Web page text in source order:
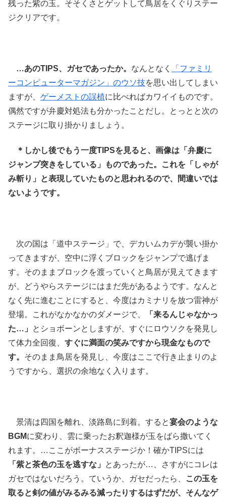
残った紫の玉。そそくさとゲットして鳥居をくぐりステー
ジクリアです。
…あのTIPS、ガセであったか。 なんとなく
「ファミリ
ーコンピューターマガジン」のウソ技を思い出してしまい
ますが、 ゲーメストの誤植に比べればカワイイものです。
偶然ですが弁慶対処法も分かったことだし。とっとと次の
ステージに取り掛かりましょう。
＊しかし後でもう一度TIPSを見ると、画像は「弁慶に
ジャンプ突きをしている」ものであった。これを「しゃが
み斬り」と表現していたものと思われるので、間違いでは
ないようです。
次の国は「道中ステージ」で、デカいムカデが襲い掛か
ってきますが、空中に浮くブロックをジャンプで逃げま
す。そのままブロックを渡っていくと鳥居が見えてきます
が、どうやらステージにはまだ先があるようです。なんと
なく先に進むことにすると、今度はカミナリを放つ雷神が
登場。これがなかなかのダメージで、
「来るんじゃなかっ
た…」
とショボーンとしますが、すぐにロウソクを発見し
て体力全回復、 すぐに満面の笑みですから現金なもので
す。 そのまま鳥居を発見し、今度はここで行き止まりのよ
うですから、選択の余地なく入ります。
景清は四国を離れ、淡路島に到着。すると宴会のような
BGMに変わり、雲に乗ったお釈迦様が玉をばら撒いてく
れます。…ここがボーナスステージか！確かTIPSには
「紫と茶色の玉を逃すな」
とあったが…、さすがにコレは
ガセではないだろう。ていうか、ガセだったら、
この玉を
取ると剣の値がみるみる減ったりするはずだが、そんなゲ